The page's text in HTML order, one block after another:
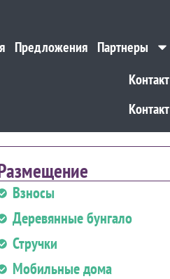
Предложения Партнеры
Контакт
Партнеры
Контакт
Взносы
Деревянные бунгало
Стручки
Мобильные дома